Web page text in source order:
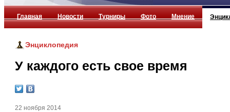
Главная Новости Турниры Фото Мнение
Энциклопедия
У каждого есть свое время
22 ноября 2014